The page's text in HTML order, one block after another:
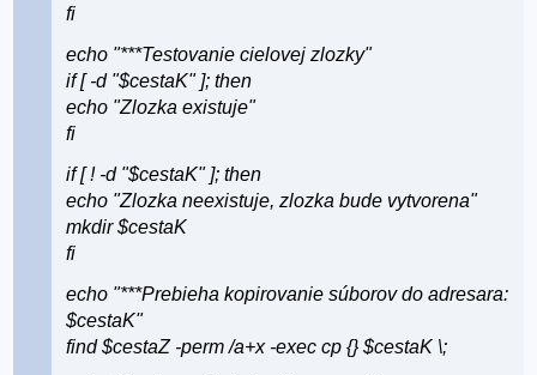
fi
echo "***Testovanie cielovej zlozky"
if [ -d "$cestaK" ]; then
echo "Zlozka existuje"
fi
if [ ! -d "$cestaK" ]; then
echo "Zlozka neexistuje, zlozka bude vytvorena"
mkdir $cestaK
fi
echo "***Prebieha kopirovanie súborov do adresara:
$cestaK"
find $cestaZ -perm /a+x -exec cp {} $cestaK \;